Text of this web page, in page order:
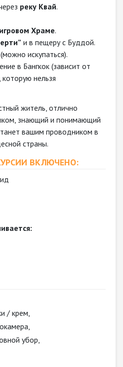
реку Квай.
Храме.
и в пещеру с Буддой.
(можно искупаться).
в Бангкок (зависит от
нельзя
житель, отлично
знающий и понимающий
вашим проводником в
страны.
ВКЛЮЧЕНО:
/ крем,
убор,